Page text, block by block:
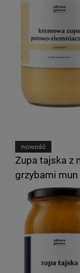
Zupa tajska z
grzybami
nowość